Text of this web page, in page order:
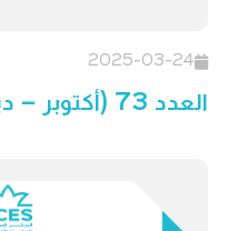
2025-03-24
العدد 73 (أكتوبر – ديسمبر 2024)